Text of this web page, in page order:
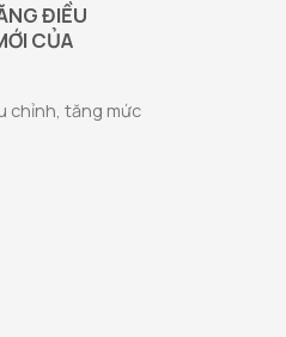
ĐIỀU
CỦA
chỉnh, tăng mức